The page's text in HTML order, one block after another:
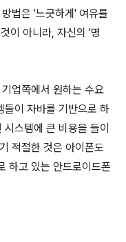
법은 '느긋하게' 여유를
이 아니라, 자신의 '명
업쪽에서 원하는 수요
들이 자바를 기반으로 하
스템에 큰 비용을 들이
적절한 것은 아이폰도
하고 있는 안드로이드폰